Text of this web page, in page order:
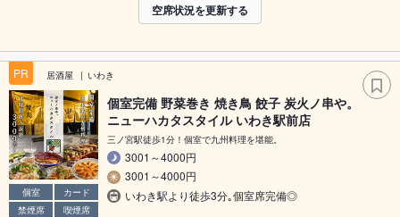
空席状況を更新する
PR 居酒屋 いわき
個室
カード
禁煙席
喫煙席
個室完備 野菜巻き 焼き鳥 餃子 炭火ノ串や。
ニューハカタスタイル いわき駅前店
三ノ宮駅徒歩1分！個室で九州料理を堪能。
3001～4000円
3001～4000円
いわき駅より徒歩3分｡個室席完備◎